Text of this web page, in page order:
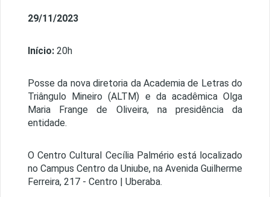
29/11/2023
Início:20h
Posse da nova diretoria da Academia de Letras do
Triângulo Mineiro (ALTM) e da acadêmica Olga
Maria Frange de Oliveira, na presidência da
entidade.
O Centro Cultural Cecília Palmério está localizado
no Campus Centro da Uniube, na Avenida Guilherme
Ferreira, 217 - Centro | Uberaba.